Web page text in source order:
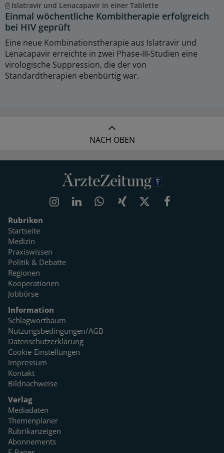
Islatravir und Lenacapavir in einer Tablette
Einmal wöchentliche Kombitherapie erfolgreich
bei HIV geprüft
Eine neue Kombinationstherapie aus Islatravir und
Lenacapavir erreichte in zwei Phase-III-Studien eine
virologische Suppression, die der von
Standardtherapien ebenbürtig war.
NACH OBEN
Rubriken
Startseite
Medizin
Praxiswissen
Politik & Debatte
Regionen
Kooperationen
Jobbörse
Information
Schlagwortbaum
Nutzungsbedingungen/AGB
Datenschutzerklärung
Cookie-Einstellungen
Impressum
Kontakt
Bildnachweise
Verlag
Mediadaten
Themenplaner
Rubrikanzeigen
Abonnements